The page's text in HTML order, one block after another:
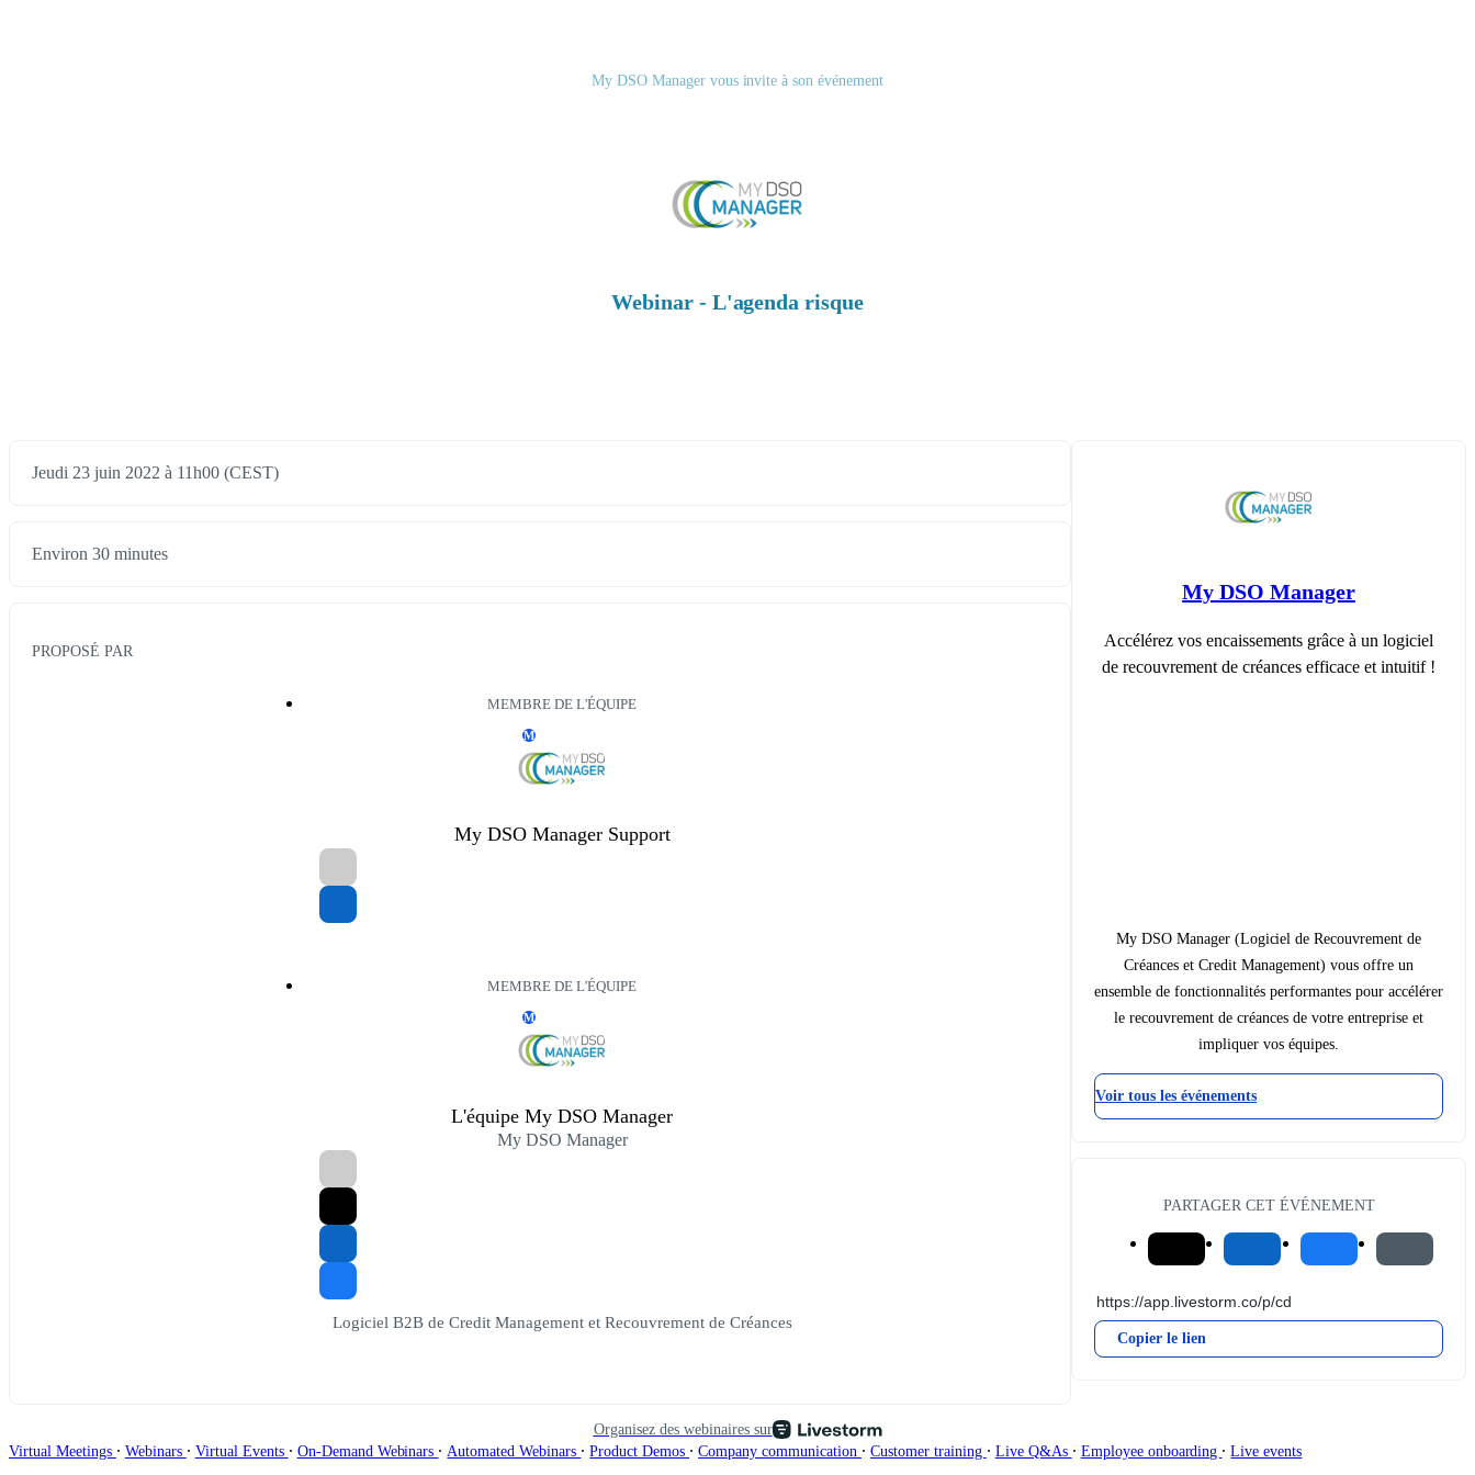
My DSO Manager vous invite à son événement
Webinar - L'agenda risque
Jeudi 23 juin 2022 à 11h00 (CEST)
Environ 30 minutes
PROPOSÉ PAR
MEMBRE DE L'ÉQUIPE
M
My DSO Manager Support
MEMBRE DE L'ÉQUIPE
M
L'équipe My DSO Manager
My DSO Manager
Logiciel B2B de Credit Management et Recouvrement de Créances
My DSO Manager
Accélérez vos encaissements grâce à un logiciel
de recouvrement de créances efficace et intuitif !
My DSO Manager (Logiciel de Recouvrement de
Créances et Credit Management) vous offre un
ensemble de fonctionnalités performantes pour accélérer
le recouvrement de créances de votre entreprise et
impliquer vos équipes.
Voir tous les événements
PARTAGER CET ÉVÉNEMENT
Copier le lien
Organisez des webinaires sur
Virtual Meetings ∙ Webinars ∙ Virtual Events ∙ On-Demand Webinars ∙ Automated Webinars ∙ Product Demos ∙ Company communication ∙ Customer training ∙ Live Q&As ∙ Employee onboarding ∙ Live events